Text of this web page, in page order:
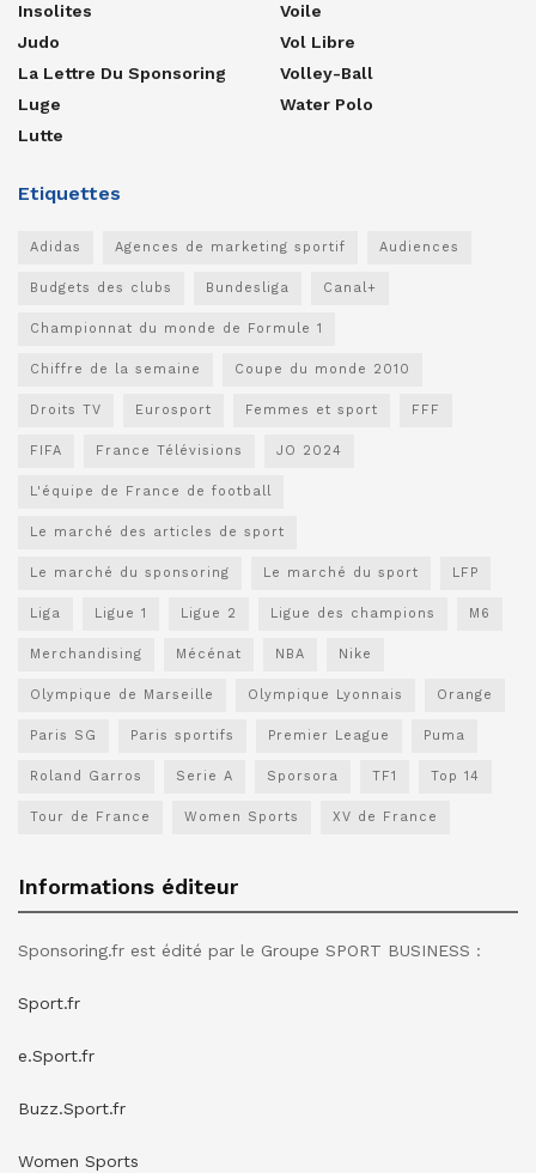
Insolites
Judo
La Lettre Du Sponsoring
Luge
Lutte
Voile
Vol Libre
Volley-Ball
Water Polo
Etiquettes
Adidas Agences de marketing sportif Audiences
Budgets des clubs Bundesliga Canal+
Championnat du monde de Formule 1
Chiffre de la semaine Coupe du monde 2010
Droits TV Eurosport Femmes et sport FFF
FIFA France Télévisions JO 2024
L'équipe de France de football
Le marché des articles de sport
Le marché du sponsoring Le marché du sport LFP
Liga Ligue 1 Ligue 2 Ligue des champions M6
Merchandising Mécénat NBA Nike
Olympique de Marseille Olympique Lyonnais Orange
Paris SG Paris sportifs Premier League Puma
Roland Garros Serie A Sporsora TF1 Top 14
Tour de France Women Sports XV de France
Informations éditeur
Sponsoring.fr est édité par le Groupe SPORT BUSINESS :
Sport.fr
e.Sport.fr
Buzz.Sport.fr
Women Sports